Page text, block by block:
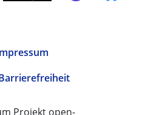
Projekt open-